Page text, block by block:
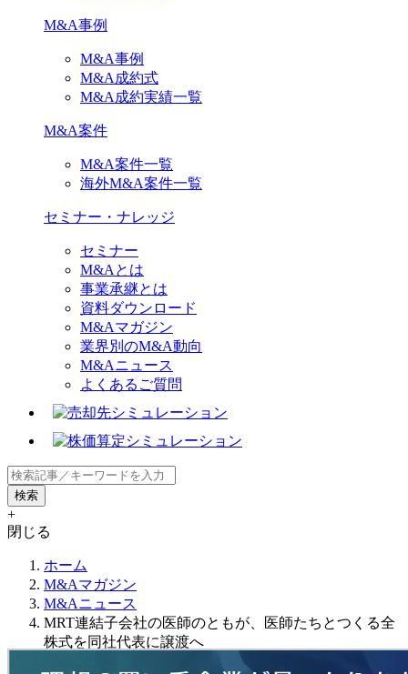
M&A事例
M&A事例
M&A成約式
M&A成約実績一覧
M&A案件
M&A案件一覧
海外M&A案件一覧
セミナー・ナレッジ
セミナー
M&Aとは
事業承継とは
資料ダウンロード
M&Aマガジン
業界別のM&A動向
M&Aニュース
よくあるご質問
+
閉じる
ホーム
M&Aマガジン
M&Aニュース
MRT連結子会社の医師のともが、医師たちとつくる全
株式を同社代表に譲渡へ